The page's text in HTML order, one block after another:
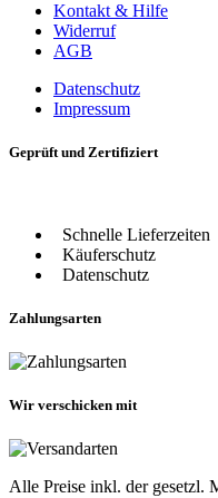
Kontakt & Hilfe
Widerruf
AGB
Datenschutz
Impressum
Geprüft und Zertifiziert
Schnelle Lieferzeiten
Käuferschutz
Datenschutz
Zahlungsarten
Wir verschicken mit
Alle Preise inkl. der